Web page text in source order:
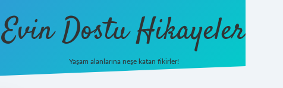
Evin Dostu Hikayeler
Yaşam alanlarına neşe katan fikirler!